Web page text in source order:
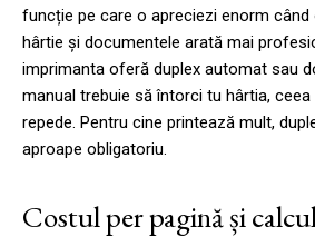
funcție pe care o apreciezi enorm
hârtie și documentele arată mai
imprimanta oferă duplex automat sau
manual trebuie să întorci tu hârtia,
repede. Pentru cine printează mult,
aproape obligatoriu.
Costul per pagină și